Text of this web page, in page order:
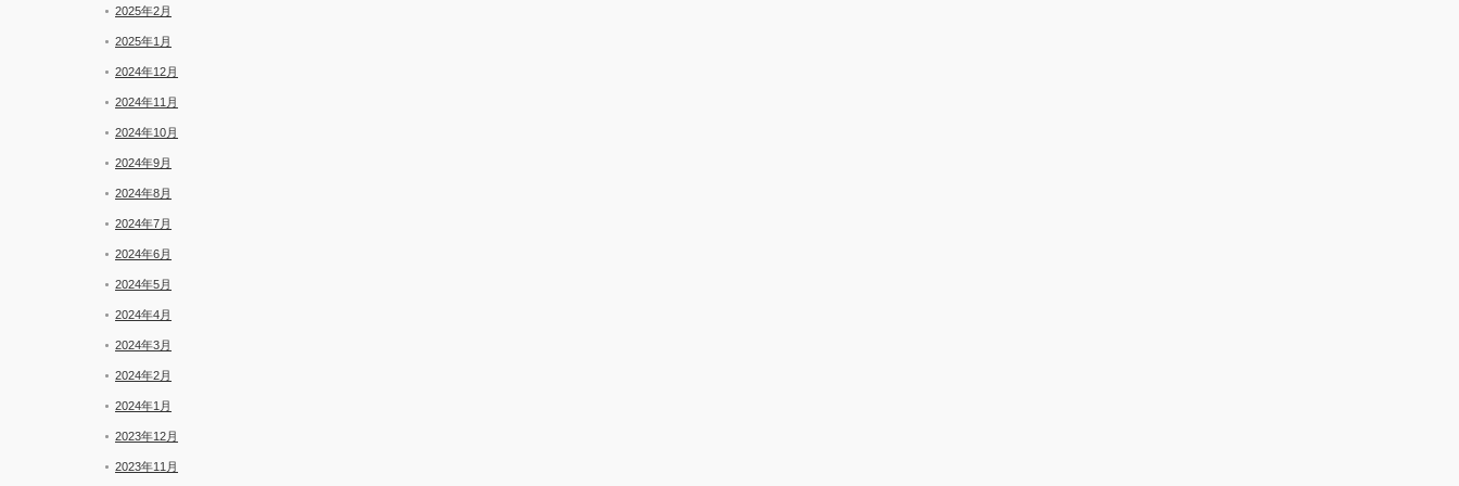
2025年2月
2025年1月
2024年12月
2024年11月
2024年10月
2024年9月
2024年8月
2024年7月
2024年6月
2024年5月
2024年4月
2024年3月
2024年2月
2024年1月
2023年12月
2023年11月